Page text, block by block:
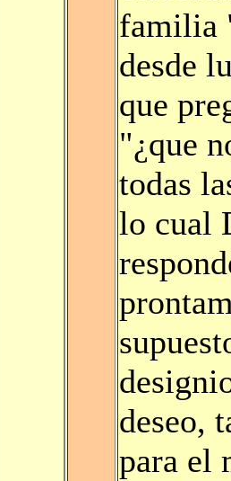
familia
desde
que
"¿que
todas
lo cual
deseo,
para el